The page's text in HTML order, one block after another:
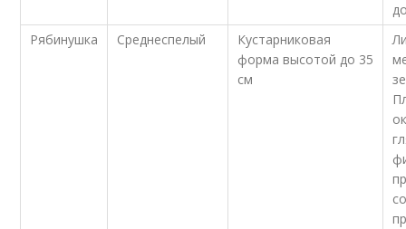
Рябинушка
Среднеспелый
Кустарниковая
форма высотой до 35
см